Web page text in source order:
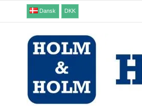
Dansk DKK